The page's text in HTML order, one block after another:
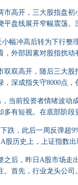
高开，三大股指盘初
平盘线展开窄幅震荡
冲高后转为下行整
外部因素对股指扰动
双高开，随后三大股
深成指失守8000点
前投资者情绪波动
有短视。在底部阶段
，此后一周反弹超
股历史上，上证指数
后，昨日A股市场走
。首先，行业龙头公